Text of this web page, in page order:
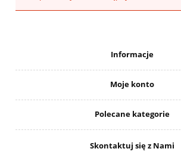
Informacje
Moje konto
Polecane kategorie
Skontaktuj się z Nami